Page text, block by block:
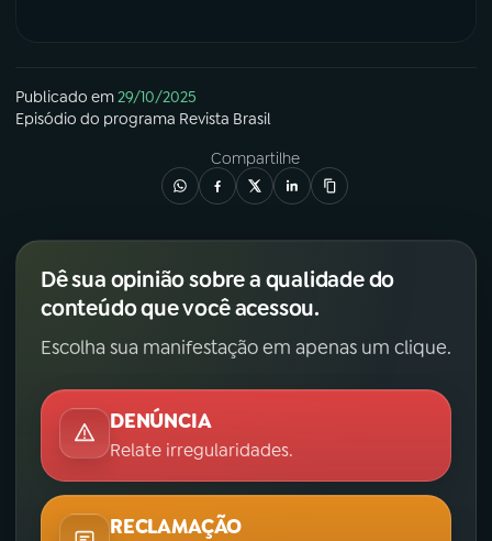
Publicado em29/10/2025
Episódio do programa Revista Brasil
Compartilhe
Dê sua opinião sobre a qualidade do
conteúdo que você acessou.
Escolha sua manifestação em apenas um clique.
DENÚNCIA
Relate irregularidades.
RECLAMAÇÃO